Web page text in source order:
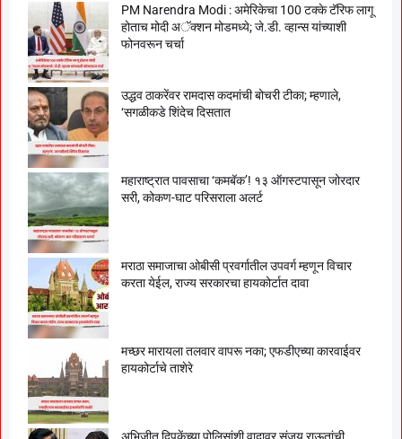
PM Narendra Modi : अमेरिकेचा 100 टक्के टॅरिफ लागू
होताच मोदी अॅक्शन मोडमध्ये; जे.डी. व्हान्स यांच्याशी
फोनवरून चर्चा
उद्धव ठाकरेंवर रामदास कदमांची बोचरी टीका; म्हणाले,
‘सगळीकडे शिंदेच दिसतात
महाराष्ट्रात पावसाचा ‘कमबॅक’! १३ ऑगस्टपासून जोरदार
सरी, कोकण-घाट परिसराला अलर्ट
मराठा समाजाचा ओबीसी प्रवर्गातील उपवर्ग म्हणून विचार
करता येईल, राज्य सरकारचा हायकोर्टात दावा
मच्छर मारायला तलवार वापरू नका; एफडीएच्या कारवाईवर
हायकोर्टाचे ताशेरे